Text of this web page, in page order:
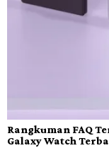
Rangkuman FAQ
Galaxy Watch